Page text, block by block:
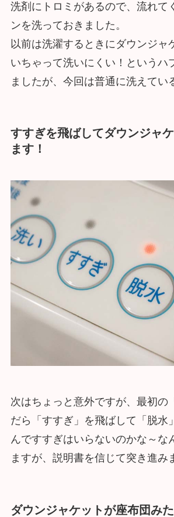
洗剤にトロミがあるので、流れて
ンを洗っておきました。
以前は洗濯するときにダウンジャ
いちゃって洗いにくい！というハ
ましたが、今回は普通に洗えてい
すすぎを飛ばしてダウンジャ
ます！
次はちょっと意外ですが、最初の
だら「すすぎ」を飛ばして「脱水
んですすぎはいらないのかな～な
ますが、説明書を信じて突き進み
ダウンジャケットが座布団み